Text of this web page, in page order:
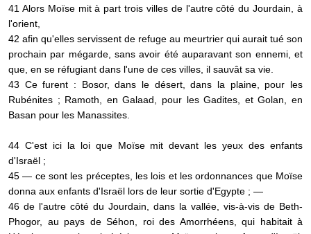
41 Alors Moïse mit à part trois villes de l'autre côté du Jourdain, à
l'orient,
42 afin qu'elles servissent de refuge au meurtrier qui aurait tué son
prochain par mégarde, sans avoir été auparavant son ennemi, et
que, en se réfugiant dans l'une de ces villes, il sauvât sa vie.
43 Ce furent : Bosor, dans le désert, dans la plaine, pour les
Rubénites ; Ramoth, en Galaad, pour les Gadites, et Golan, en
Basan pour les Manassites.
44 C'est ici la loi que Moïse mit devant les yeux des enfants
d'Israël ;
45 — ce sont les préceptes, les lois et les ordonnances que Moïse
donna aux enfants d'Israël lors de leur sortie d'Egypte ; —
46 de l'autre côté du Jourdain, dans la vallée, vis-à-vis de Beth-
Phogor, au pays de Séhon, roi des Amorrhéens, qui habitait à